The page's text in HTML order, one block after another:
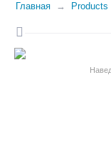
Главная Products